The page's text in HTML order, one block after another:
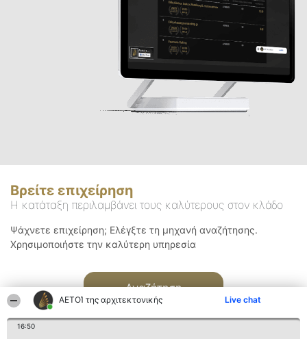
ΑΕΤΟΊ της αρχιτεκτονικής Live chat
16:50
Βρείτε επιχείρηση
Η κατάταξη περιλαμβάνει τους καλύτερους στον κλάδο
Ψάχνετε επιχείρηση; Ελέγξτε τη μηχανή αναζήτησης.
Χρησιμοποιήστε την καλύτερη υπηρεσία
Αναζήτηση